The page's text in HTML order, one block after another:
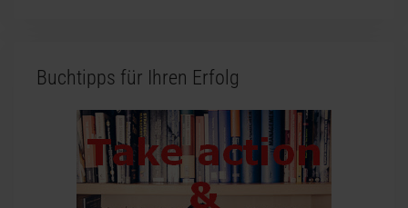
Buchtipps für Ihren Erfolg